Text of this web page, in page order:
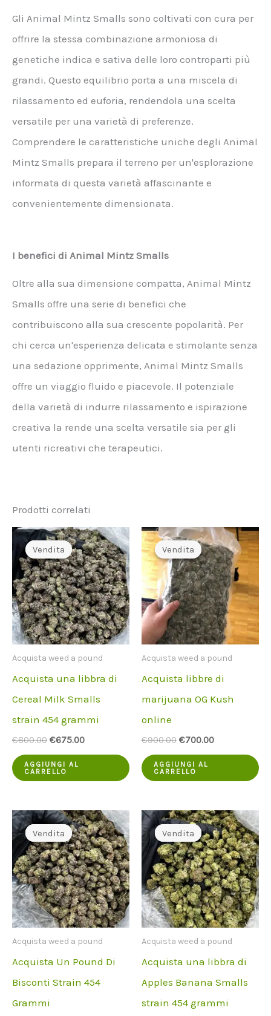
Gli Animal Mintz Smalls sono coltivati con cura per
offrire la stessa combinazione armoniosa di
genetiche indica e sativa delle loro controparti più
grandi. Questo equilibrio porta a una miscela di
rilassamento ed euforia, rendendola una scelta
versatile per una varietà di preferenze.
Comprendere le caratteristiche uniche degli Animal
Mintz Smalls prepara il terreno per un'esplorazione
informata di questa varietà affascinante e
convenientemente dimensionata.
I benefici di Animal Mintz Smalls
Oltre alla sua dimensione compatta, Animal Mintz
Smalls offre una serie di benefici che
contribuiscono alla sua crescente popolarità. Per
chi cerca un'esperienza delicata e stimolante senza
una sedazione opprimente, Animal Mintz Smalls
offre un viaggio fluido e piacevole. Il potenziale
della varietà di indurre rilassamento e ispirazione
creativa la rende una scelta versatile sia per gli
utenti ricreativi che terapeutici.
Prodotti correlati
Vendita
Vendita
Acquista weed a pound
Acquista una libbra di
Cereal Milk Smalls
strain 454 grammi
€800.00 Il
originale
era:
€675.00Il
AGGIUNGI AL
CARRELLO
Vendita
Vendita
Acquista weed a pound
Acquista libbre di
marijuana OG Kush
online
€900.00 Il
originale
era:
€700.00Il
AGGIUNGI AL
CARRELLO
Vendita
Vendita
Acquista weed a pound
Acquista Un Pound Di
Bisconti Strain 454
Grammi
Vendita
Vendita
Acquista weed a pound
Acquista una libbra di
Apples Banana Smalls
strain 454 grammi